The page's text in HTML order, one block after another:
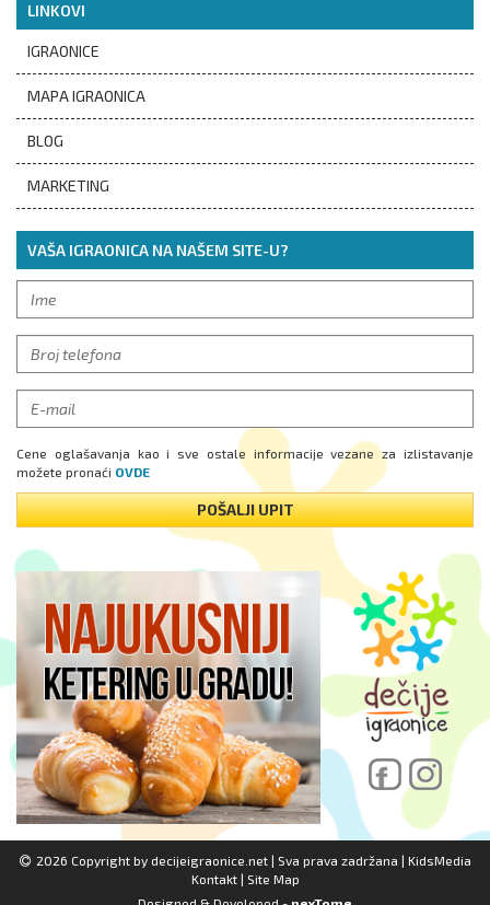
LINKOVI
IGRAONICE
MAPA IGRAONICA
BLOG
MARKETING
VAŠA IGRAONICA NA NAŠEM SITE-U?
Cene oglašavanja kao i sve ostale informacije vezane za izlistavanje
možete pronaći OVDE
POŠALJI UPIT
2026 Copyright by decijeigraonice.net| Sva prava zadržana | KidsMedia
Kontakt| Site Map